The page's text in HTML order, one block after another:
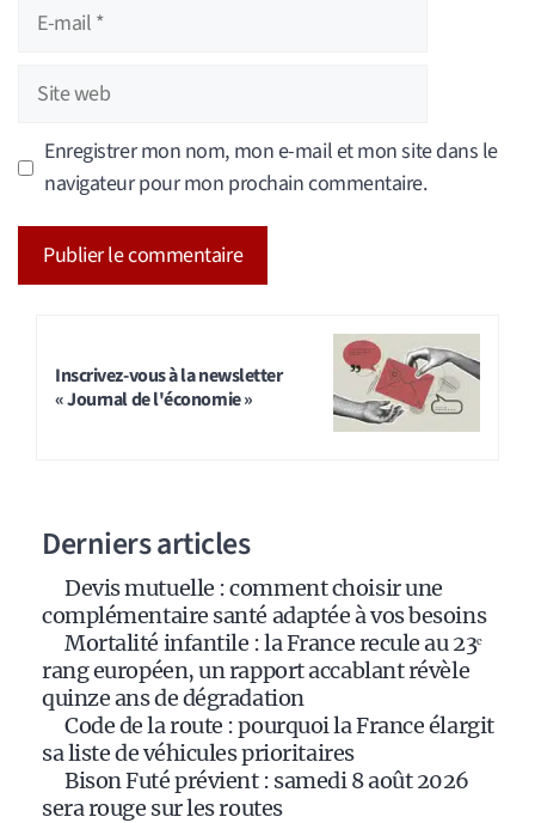
Site
web
Enregistrer mon nom, mon e-mail et mon site dans le
navigateur pour mon prochain commentaire.
Inscrivez-vous à la newsletter
« Journal de l'économie »
Derniers articles
Devis mutuelle : comment choisir une
complémentaire santé adaptée à vos besoins
Mortalité infantile : la France recule au 23ᵉ
rang européen, un rapport accablant révèle
quinze ans de dégradation
Code de la route : pourquoi la France élargit
sa liste de véhicules prioritaires
Bison Futé prévient : samedi 8 août 2026
sera rouge sur les routes